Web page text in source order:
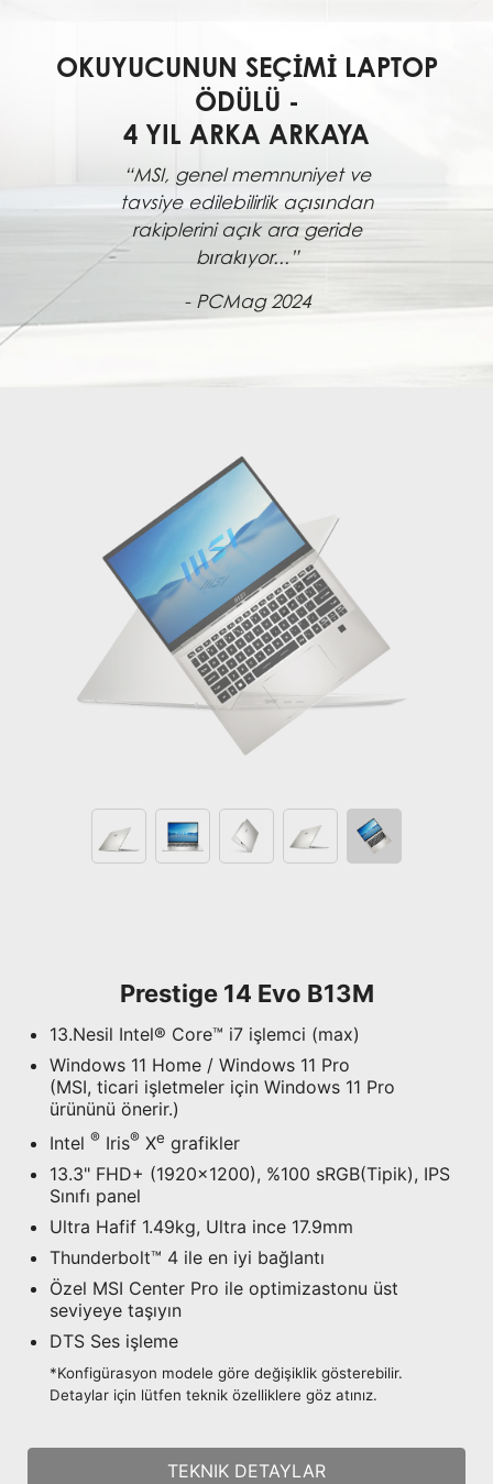
OKUYUCUNUN SEÇIMI LAPTOP
ÖDÜLÜ -
4 YIL ARKA ARKAYA
“MSI, genel memnuniyet ve
tavsiye edilebilirlik açısından
rakiplerini açık ara geride
bırakıyor...”
- PCMag 2024
Prestige 14 Evo B13M
13.Nesil Intel® Core™ i7 işlemci (max)
Windows 11 Home / Windows 11 Pro
(MSI, ticari işletmeler için Windows 11 Pro
ürününü önerir.)
Intel ® Iris® Xe grafikler
13.3" FHD+ (1920x1200), %100 sRGB(Tipik), IPS
Sınıfı panel
Ultra Hafif 1.49kg, Ultra ince 17.9mm
Thunderbolt™ 4 ile en iyi bağlantı
Özel MSI Center Pro ile optimizastonu üst
seviyeye taşıyın
DTS Ses işleme
*Konfigürasyon modele göre değişiklik gösterebilir.
Detaylar için lütfen teknik özelliklere göz atınız.
TEKNIK DETAYLAR